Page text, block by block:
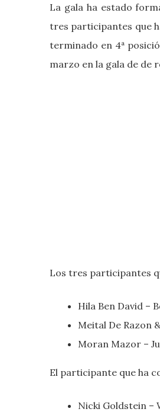
La gala ha estado
tres participantes que
terminado en 4ª
marzo en la gala de de
Los tres participantes
Hila Ben David –
Meital De Razon
Moran Mazor –
El participante que ha
Nicki Goldstein –